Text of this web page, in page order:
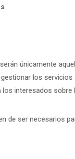
únicamente
los
interesados sobre
de ser necesarios